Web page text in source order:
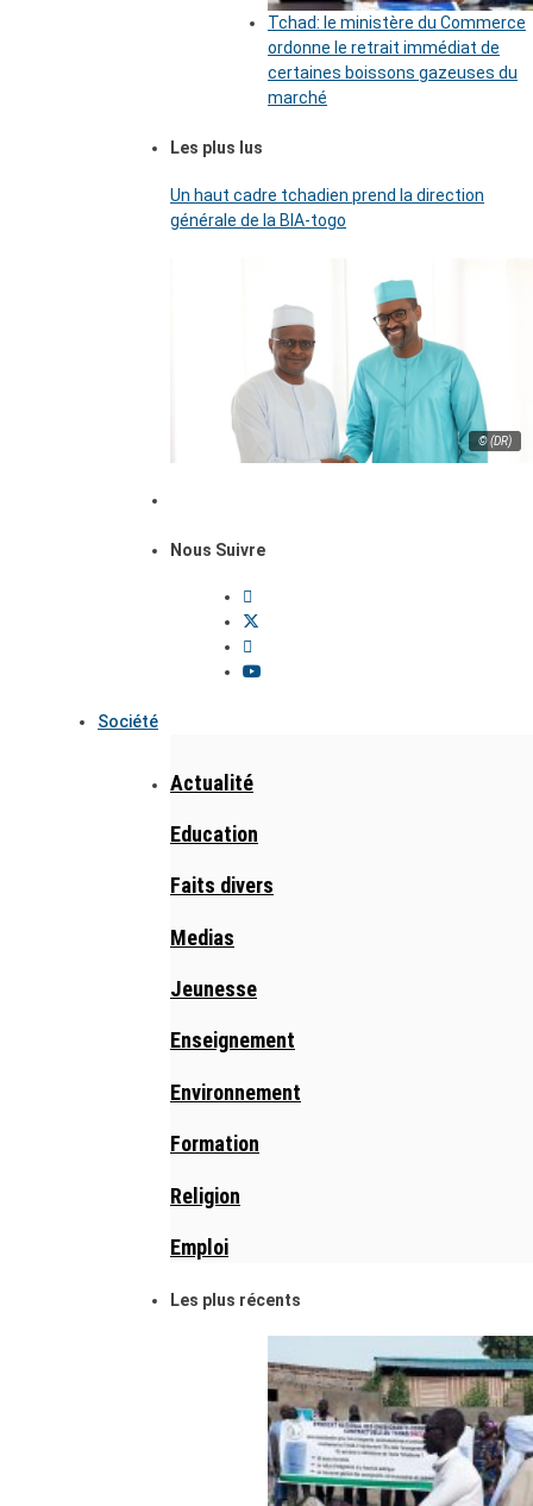
Tchad: le ministère du Commerce
ordonne le retrait immédiat de
certaines boissons gazeuses du
marché
Les plus lus
Un haut cadre tchadien prend la direction
générale de la BIA-togo
© (DR)
Nous Suivre
Société
Actualité
Education
Faits divers
Medias
Jeunesse
Enseignement
Environnement
Formation
Religion
Emploi
Les plus récents